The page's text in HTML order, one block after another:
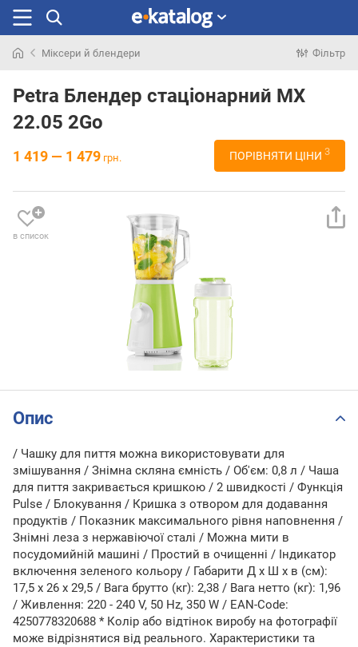
раніше
Міксери й блендери Фільтр
Petra Блендер стаціонарний MX
22.05 2Go
1 419 — 1 479 грн. ПОРІВНЯТИ ЦІНИ 3
в список
Опис
/ Чашку для пиття можна використовувати для
змішування / Знімна скляна ємність / Об'єм: 0,8 л / Чаша
для пиття закривається кришкою / 2 швидкості / Функція
Pulse / Блокування / Кришка з отвором для додавання
продуктів / Показник максимального рівня наповнення /
Знімні леза з нержавіючої сталі / Можна мити в
посудомийній машині / Простий в очищенні / Індикатор
включення зеленого кольору / Габарити Д x Ш x в (см):
17,5 x 26 x 29,5 / Вага брутто (кг): 2,38 / Вага нетто (кг): 1,96
/ Живлення: 220 - 240 V, 50 Hz, 350 W / EAN-Code:
4250778320688 * Колір або відтінок виробу на фотографії
може відрізнятися від реального. Характеристики та